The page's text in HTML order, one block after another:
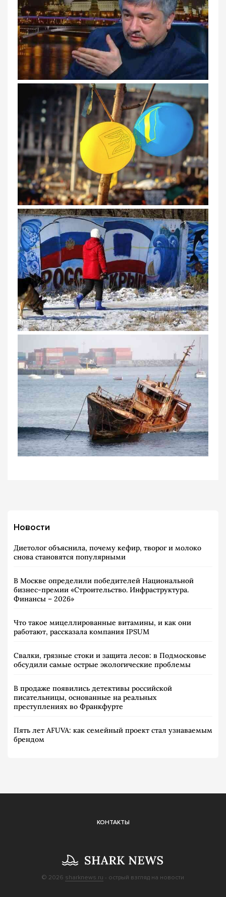
Новости
Диетолог объяснила, почему кефир, творог и молоко
снова становятся популярными
В Москве определили победителей Национальной
бизнес-премии «Строительство. Инфраструктура.
Финансы – 2026»
Что такое мицеллированные витамины, и как они
работают, рассказала компания IPSUM
Свалки, грязные стоки и защита лесов: в Подмосковье
обсудили самые острые экологические проблемы
В продаже появились детективы российской
писательницы, основанные на реальных
преступлениях во Франкфурте
Пять лет AFUVA: как семейный проект стал узнаваемым
брендом
КОНТАКТЫ
© 2026 sharknews.ru - острый взгляд на новости